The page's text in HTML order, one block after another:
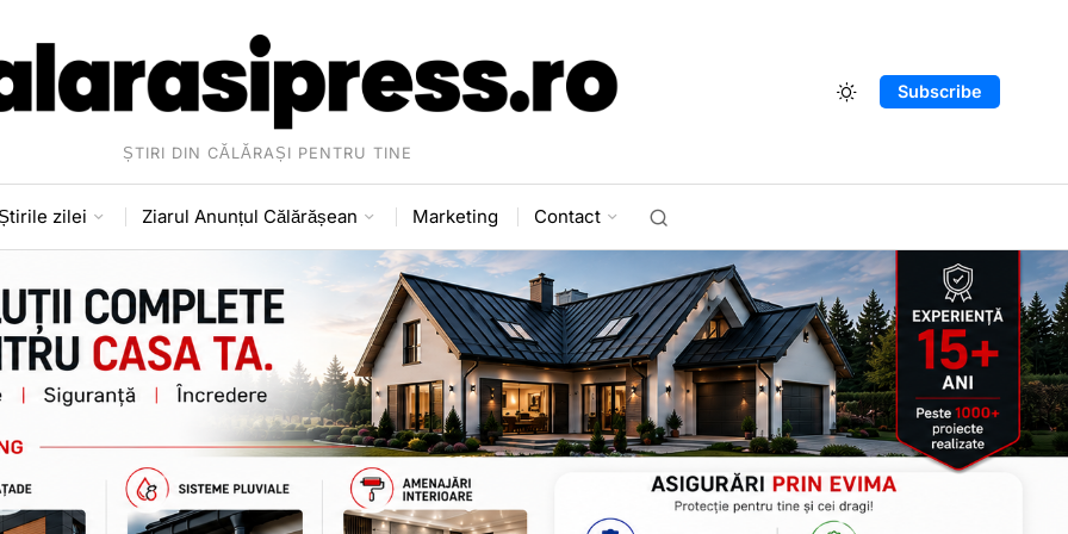
ȘTIRI DIN CĂLĂRAȘI PENTRU TINE
Subscribe
zilei Ziarul Anunțul Călărășean Marketing Contact